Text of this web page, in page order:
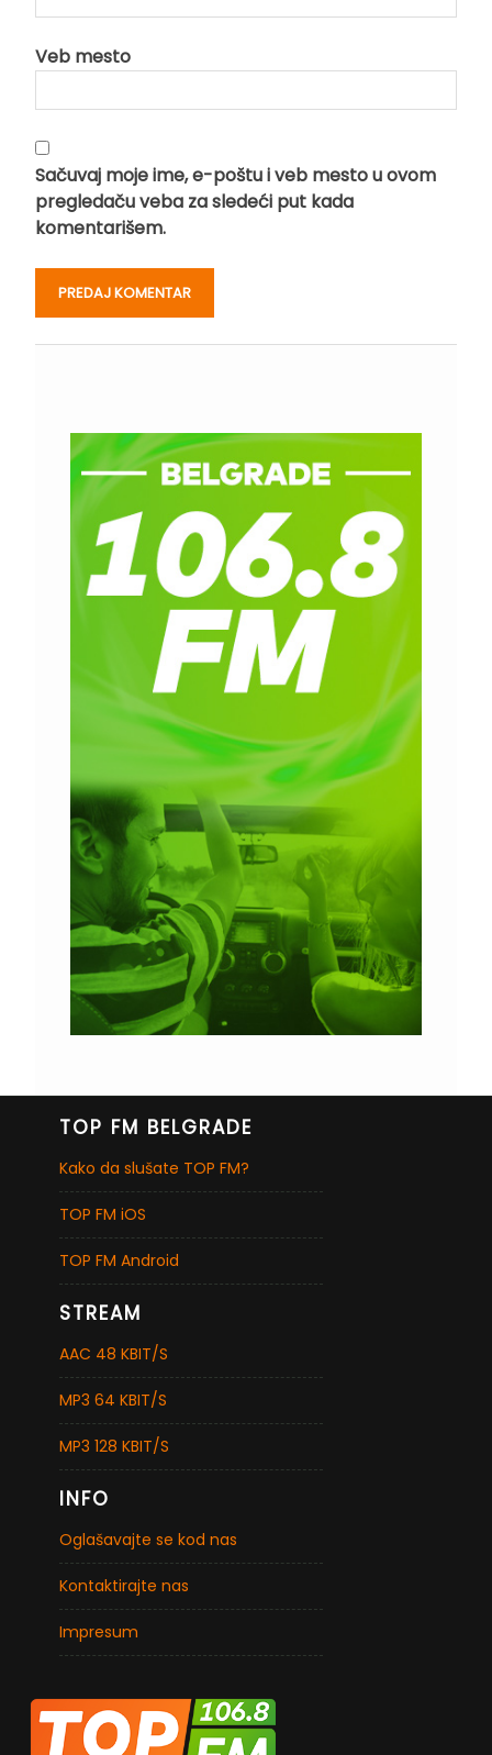
Veb mesto
Sačuvaj moje ime, e-poštu i veb mesto u ovom
pregledaču veba za sledeći put kada
komentarišem.
TOP FM BELGRADE
Kako da slušate TOP FM?
TOP FM iOS
TOP FM Android
STREAM
AAC 48 KBIT/S
MP3 64 KBIT/S
MP3 128 KBIT/S
INFO
Oglašavajte se kod nas
Kontaktirajte nas
Impresum